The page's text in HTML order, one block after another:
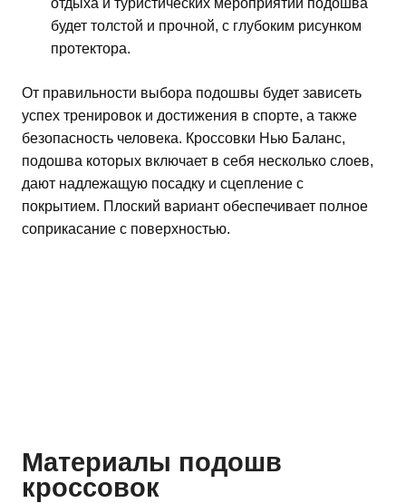
отдыха и туристических мероприятий подошва
будет толстой и прочной, с глубоким рисунком
протектора.
От правильности выбора подошвы будет зависеть
успех тренировок и достижения в спорте, а также
безопасность человека. Кроссовки Нью Баланс,
подошва которых включает в себя несколько слоев,
дают надлежащую посадку и сцепление с
покрытием. Плоский вариант обеспечивает полное
соприкасание с поверхностью.
Материалы подошв
кроссовок